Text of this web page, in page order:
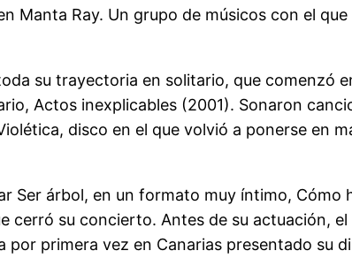
Manta Ray. Un grupo de músicos con el
su trayectoria en solitario, que comenzó
Actos inexplicables (2001). Sonaron
disco en el que volvió a ponerse en
Ser árbol, en un formato muy íntimo,
cerró su concierto. Antes de su actuación,
primera vez en Canarias presentado su